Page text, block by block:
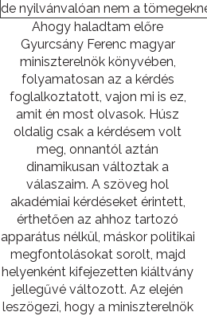
de nyilvánvalóan nem a
Ahogy haladtam előre
Gyurcsány Ferenc magyar
miniszterelnök könyvében,
folyamatosan az a kérdés
foglalkoztatott, vajon mi is ez,
amit én most olvasok. Húsz
oldalig csak a kérdésem volt
meg, onnantól aztán
dinamikusan változtak a
válaszaim. A szöveg hol
akadémiai kérdéseket érintett,
érthetően az ahhoz tartozó
apparátus nélkül, máskor politikai
megfontolásokat sorolt, majd
helyenként kifejezetten kiáltvány
jellegűvé változott. Az elején
leszögezi, hogy a miniszterelnök